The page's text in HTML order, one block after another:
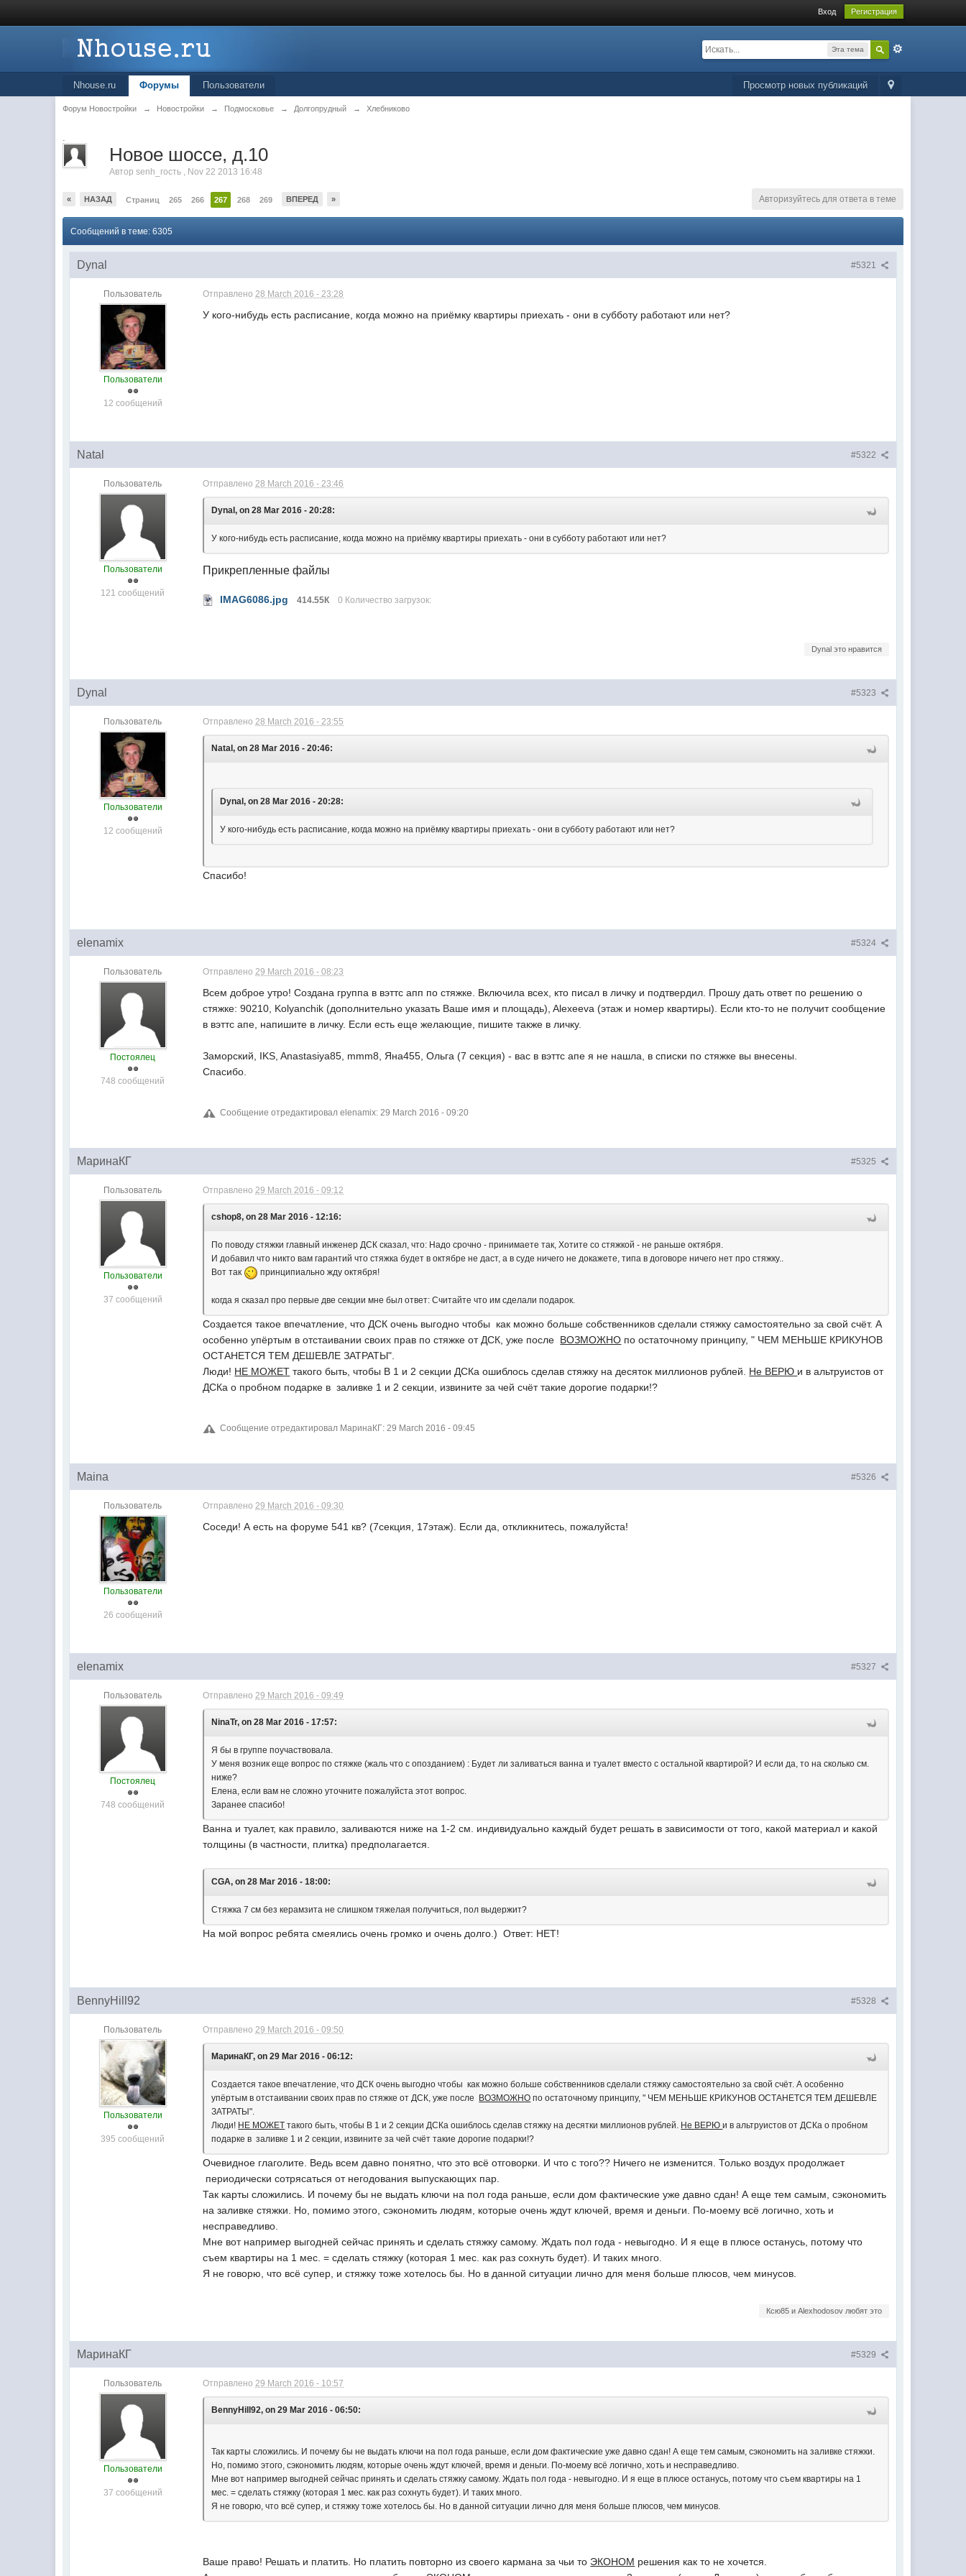
Вход Регистрация
Эта тема
Просмотр новых публикаций
Nhouse.ru Форумы Пользователи
Форум Новостройки → Новостройки → Подмосковье → Долгопрудный → Хлебниково
.
Новое шоссе, д.10
Авторsenh_гость , Nov 22 2013 16:48
« НАЗАД Страниц 265 266 267 268 269 ВПЕРЕД » Авторизуйтесь для ответа в теме
Сообщений в теме: 6305
#5321
Dynal
Пользователь
Пользователи
12 сообщений
Отправлено28 March 2016 - 23:28
У кого-нибудь есть расписание, когда можно на приёмку квартиры приехать - они в субботу работают или нет?
#5322
Natal
Пользователь
Пользователи
121 сообщений
Отправлено28 March 2016 - 23:46
Dynal, on 28 Mar 2016 - 20:28:
У кого-нибудь есть расписание, когда можно на приёмку квартиры приехать - они в субботу работают или нет?
Прикрепленные файлы
IMAG6086.jpg 414.55К 0 Количество загрузок:
Dynal это нравится
#5323
Dynal
Пользователь
Пользователи
12 сообщений
Отправлено28 March 2016 - 23:55
Natal, on 28 Mar 2016 - 20:46:
Dynal, on 28 Mar 2016 - 20:28:
У кого-нибудь есть расписание, когда можно на приёмку квартиры приехать - они в субботу работают или нет?
Спасибо!
#5324
elenamix
Пользователь
Постоялец
748 сообщений
Отправлено29 March 2016 - 08:23
Всем доброе утро! Создана группа в вэттс апп по стяжке. Включила всех, кто писал в личку и подтвердил. Прошу дать ответ по решению о
стяжке: 90210, Kolyanchik (дополнительно указать Ваше имя и площадь), Alexeeva (этаж и номер квартиры). Если кто-то не получит сообщение
в вэттс апе, напишите в личку. Если есть еще желающие, пишите также в личку.
Заморский, IKS, Anastasiya85, mmm8, Яна455, Ольга (7 секция) - вас в вэттс апе я не нашла, в списки по стяжке вы внесены.
Спасибо.
Сообщение отредактировал elenamix: 29 March 2016 - 09:20
#5325
МаринаКГ
Пользователь
Пользователи
37 сообщений
Отправлено29 March 2016 - 09:12
cshop8, on 28 Mar 2016 - 12:16:
По поводу стяжки главный инженер ДСК сказал, что: Надо срочно - принимаете так, Хотите со стяжкой - не раньше октября.
И добавил что никто вам гарантий что стяжка будет в октябре не даст, а в суде ничего не докажете, типа в договоре ничего нет про стяжку..
Вот так
принципиально жду октября!
когда я сказал про первые две секции мне был ответ: Считайте что им сделали подарок.
Создается такое впечатление, что ДСК очень выгодно чтобы как можно больше собственников сделали стяжку самостоятельно за свой счёт. А
особенно упёртым в отстаивании своих прав по стяжке от ДСК, уже после ВОЗМОЖНО по остаточному принципу, " ЧЕМ МЕНЬШЕ КРИКУНОВ
ОСТАНЕТСЯ ТЕМ ДЕШЕВЛЕ ЗАТРАТЫ".
Люди! НЕ МОЖЕТ такого быть, чтобы В 1 и 2 секции ДСКа ошиблось сделав стяжку на десяток миллионов рублей. Не ВЕРЮ и в альтруистов от
ДСКа о пробном подарке в заливке 1 и 2 секции, извините за чей счёт такие дорогие подарки!?
Сообщение отредактировал МаринаКГ: 29 March 2016 - 09:45
#5326
Maina
Пользователь
Пользователи
26 сообщений
Отправлено29 March 2016 - 09:30
Соседи! А есть на форуме 541 кв? (7секция, 17этаж). Если да, откликнитесь, пожалуйста!
#5327
elenamix
Пользователь
Постоялец
748 сообщений
Отправлено29 March 2016 - 09:49
NinaTr, on 28 Mar 2016 - 17:57:
Я бы в группе поучаствовала.
У меня возник еще вопрос по стяжке (жаль что с опозданием) : Будет ли заливаться ванна и туалет вместо с остальной квартирой? И если да, то на сколько см.
ниже?
Елена, если вам не сложно уточните пожалуйста этот вопрос.
Заранее спасибо!
Ванна и туалет, как правило, заливаются ниже на 1-2 см. индивидуально каждый будет решать в зависимости от того, какой материал и какой
толщины (в частности, плитка) предполагается.
CGA, on 28 Mar 2016 - 18:00:
Стяжка 7 см без керамзита не слишком тяжелая получиться, пол выдержит?
На мой вопрос ребята смеялись очень громко и очень долго.) Ответ: НЕТ!
#5328
BennyHill92
Пользователь
Пользователи
395 сообщений
Отправлено29 March 2016 - 09:50
МаринаКГ, on 29 Mar 2016 - 06:12:
Создается такое впечатление, что ДСК очень выгодно чтобы как можно больше собственников сделали стяжку самостоятельно за свой счёт. А особенно
упёртым в отстаивании своих прав по стяжке от ДСК, уже после
ВОЗМОЖНО по остаточному принципу, " ЧЕМ МЕНЬШЕ КРИКУНОВ ОСТАНЕТСЯ ТЕМ ДЕШЕВЛЕ
ЗАТРАТЫ".
Люди! НЕ МОЖЕТ такого быть, чтобы В 1 и 2 секции ДСКа ошиблось сделав стяжку на десятки миллионов рублей. Не ВЕРЮи в альтруистов от ДСКа о пробном
подарке в заливке 1 и 2 секции, извините за чей счёт такие дорогие подарки!?
Очевидное глаголите. Ведь всем давно понятно, что это всё отговорки. И что с того?? Ничего не изменится. Только воздух продолжает
периодически сотрясаться от негодования выпускающих пар.
Так карты сложились. И почему бы не выдать ключи на пол года раньше, если дом фактические уже давно сдан! А еще тем самым, сэкономить
на заливке стяжки. Но, помимо этого, сэкономить людям, которые очень ждут ключей, время и деньги. По-моему всё логично, хоть и
несправедливо.
Мне вот например выгодней сейчас принять и сделать стяжку самому. Ждать пол года - невыгодно. И я еще в плюсе останусь, потому что
съем квартиры на 1 мес. = сделать стяжку (которая 1 мес. как раз сохнуть будет). И таких много.
Я не говорю, что всё супер, и стяжку тоже хотелось бы. Но в данной ситуации лично для меня больше плюсов, чем минусов.
Ксю85 и Alexhodosov любят это
#5329
МаринаКГ
Пользователь
Пользователи
37 сообщений
Отправлено29 March 2016 - 10:57
BennyHill92, on 29 Mar 2016 - 06:50:
Так карты сложились. И почему бы не выдать ключи на пол года раньше, если дом фактические уже давно сдан! А еще тем самым, сэкономить на заливке стяжки.
Но, помимо этого, сэкономить людям, которые очень ждут ключей, время и деньги. По-моему всё логично, хоть и несправедливо.
Мне вот например выгодней сейчас принять и сделать стяжку самому. Ждать пол года - невыгодно. И я еще в плюсе останусь, потому что съем квартиры на 1
мес. = сделать стяжку (которая 1 мес. как раз сохнуть будет). И таких много.
Я не говорю, что всё супер, и стяжку тоже хотелось бы. Но в данной ситуации лично для меня больше плюсов, чем минусов.
Ваше право! Решать и платить. Но платить повторно из своего кармана за чьи то ЭКОНОМ решения как то не хочется.